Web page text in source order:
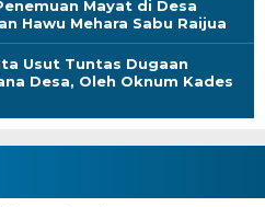
Mayat di Desa
Hawu Mehara Sabu Raijua
Usut Tuntas Dugaan
Desa, Oleh Oknum Kades